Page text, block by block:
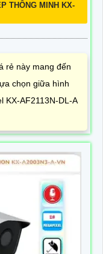
THÔNG MINH KX-
rẻ này mang đến
chọn giữa hình
KX-AF2113N-DL-A